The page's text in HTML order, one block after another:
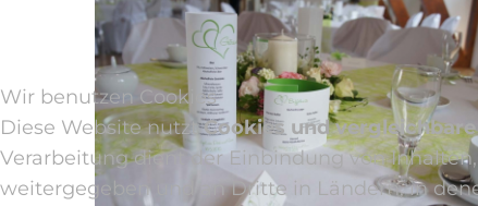
Wir benutzen Cookies
Diese Website nutztCookies und
Verarbeitung dient der Einbindung von Inhalten,
weitergegeben und an Dritte in Ländern, in